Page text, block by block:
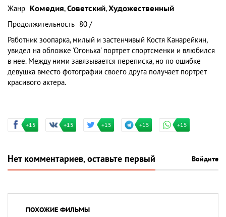
Жанр Комедия,Советский,Художественный
Продолжительность 80 /
Работник зоопарка, милый и застенчивый Костя Канарейкин,
увидел на обложке 'Огонька' портрет спортсменки и влюбился
в нее. Между ними завязывается переписка, но по ошибке
девушка вместо фотографии своего друга получает портрет
красивого актера.
+15 +15 +15 +15 +15
Нет комментариев, оставьте первый Войдите
ПОХОЖИЕ ФИЛЬМЫ